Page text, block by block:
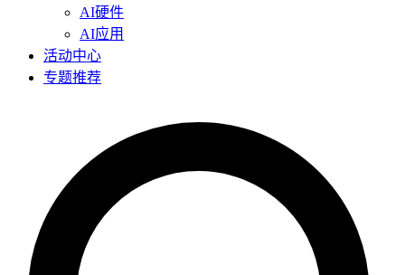
AI硬件
AI应用
活动中心
专题推荐